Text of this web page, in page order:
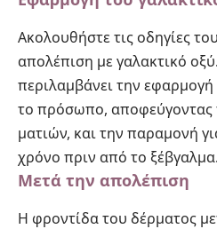
Ακολουθήστε τις οδηγίες
απολέπιση με γαλακτικό
περιλαμβάνει την
το πρόσωπο, αποφεύγοντας
ματιών, και την παραμονή
χρόνο πριν από το ξέβγαλμα.
Μετά την απολέπιση
Η φροντίδα του δέρματος